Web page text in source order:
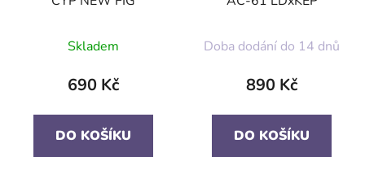
Skladem
690 Kč
DO KOŠÍKU
Doba dodání do 14 dnů
890 Kč
DO KOŠÍKU